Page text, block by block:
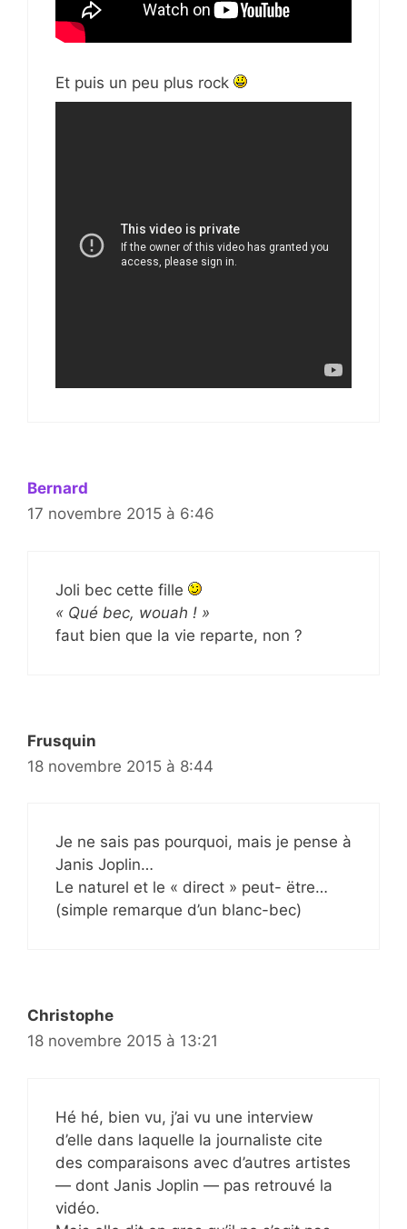
Et puis un peu plus rock
Bernard
17 novembre 2015 à 6:46
Joli bec cette fille
« Qué bec, wouah ! »
faut bien que la vie reparte, non ?
Frusquin
18 novembre 2015 à 8:44
Je ne sais pas pourquoi, mais je pense à
Janis Joplin…
Le naturel et le « direct » peut- ëtre…
(simple remarque d’un blanc-bec)
Christophe
18 novembre 2015 à 13:21
Hé hé, bien vu, j’ai vu une interview
d’elle dans laquelle la journaliste cite
des comparaisons avec d’autres artistes
— dont Janis Joplin — pas retrouvé la
vidéo.